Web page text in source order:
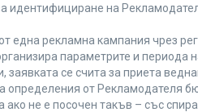
идентифициране на
една рекламна кампания чрез
параметрите и периода
се счита за приета
определения от Рекламодателя
не е посочен такъв – със